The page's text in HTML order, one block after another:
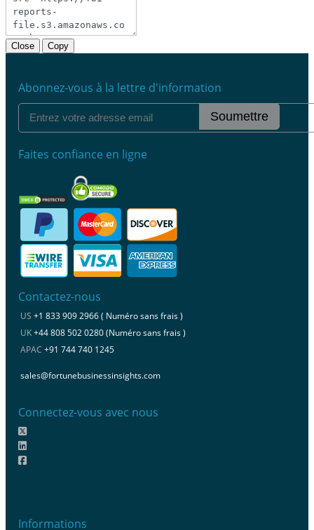
Close Copy
Abonnez-vous à la lettre d'information
Soumettre
Faites confiance en ligne
Contactez-nous
US +1 833 909 2966 ( Numéro sans frais )
UK+44 808 502 0280 (Numéro sans frais )
APAC +91 744 740 1245
sales@fortunebusinessinsights.com
Connectez-vous avec nous
Informations